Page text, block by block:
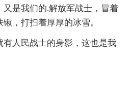
是我们的.解放军战士，冒着
，打扫着厚厚的冰雪。
有人民战士的身影，这也是我